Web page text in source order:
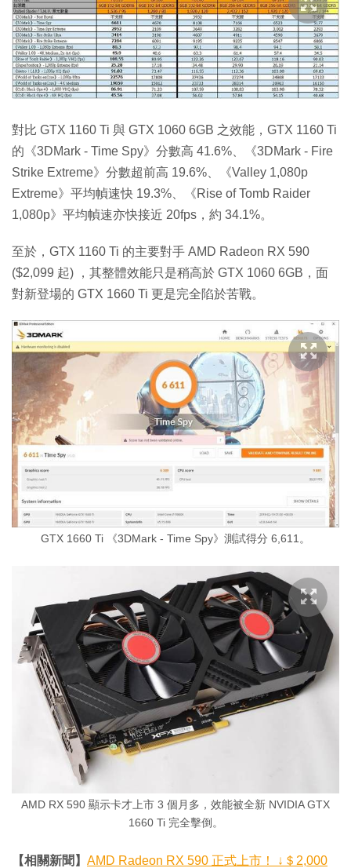
對比 GTX 1160 Ti 與 GTX 1060 6GB 之效能，GTX 1160 Ti
的《3DMark - Time Spy》分數高 41.6%、《3DMark - Fire
Strike Extreme》分數超前高 19.6%、《Valley 1,080p
Extreme》平均幀速快 19.3%、《Rise of Tomb Raider
1,080p》平均幀速亦快接近 20fps，約 34.1%。
至於，GTX 1160 Ti 的主要對手 AMD Radeon RX 590
($2,099 起) ，其整體效能只是稍高於 GTX 1060 6GB，面
對新登場的 GTX 1660 Ti 更是完全陷於苦戰。
GTX 1660 Ti 《3DMark - Time Spy》測試得分 6,611。
AMD RX 590 顯示卡才上市 3 個月多，效能被全新 NVIDIA GTX
1660 Ti 完全擊倒。
【相關新聞】 AMD Radeon RX 590 正式上市！ ↓＄2,000